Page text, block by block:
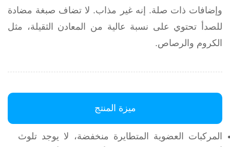
وإضافات ذات صلة. إنه غير مذاب. لا تضاف صبغة مضادة
للصدأ تحتوي على نسبة عالية من المعادن الثقيلة، مثل
الكروم والرصاص.
ميزة المنتج
المركبات العضوية المتطايرة منخفضة، لا يوجد تلوث